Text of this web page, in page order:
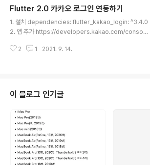
정을 소개합니다. Case 1. 웹뷰 to 네이티브 예를 들어 웹
뷰에 등록된 html/javaScript 다음과 같이 있다고 합시
다. 버튼을 누르면 sendBack() 함수가 호출되고, sendB
근하여 postMessage 메서드를 실행합니다. This is w
Flutter 2.0 카카오 로그인 연동하기
1. 설치 dependencies: flutter_kakao_login: ^3.4.0
2. 앱 추가 https://developers.kakao.com/consol
요. accounts.kakao.com 3. 앱 키 정보 저장. 4. 플랫폼
k-android#add-key-hash 5. build.gradle(androi
d/app 말고 그냥 android/ 위치에 있는 것.) + depend
encies { ... classpath 'com.and..
2 1 2021. 9. 14.
이 블로그 인기글